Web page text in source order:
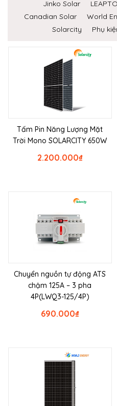
Jinko Solar
Canadian Solar
World
Solarcity
Phụ
Tấm Pin Năng Lượng Mặt
Trời Mono SOLARCITY 650W
₫
2.200.000
Chuyển nguồn tự động ATS
chậm 125A – 3 pha
4P(LWQ3-125/4P)
₫
690.000